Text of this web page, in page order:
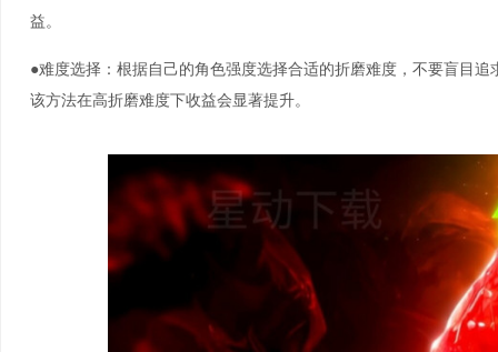
益。
●难度选择：根据自己的角色强度选择合适的折磨难度，不要盲目
该方法在高折磨难度下收益会显著提升。